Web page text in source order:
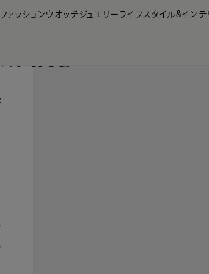
ファッションウオッチジュエリー ライフスタイル&インテ